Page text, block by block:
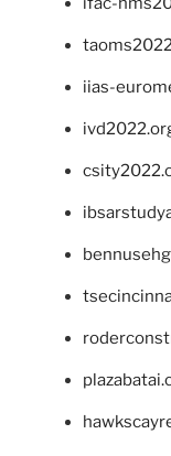
iias-